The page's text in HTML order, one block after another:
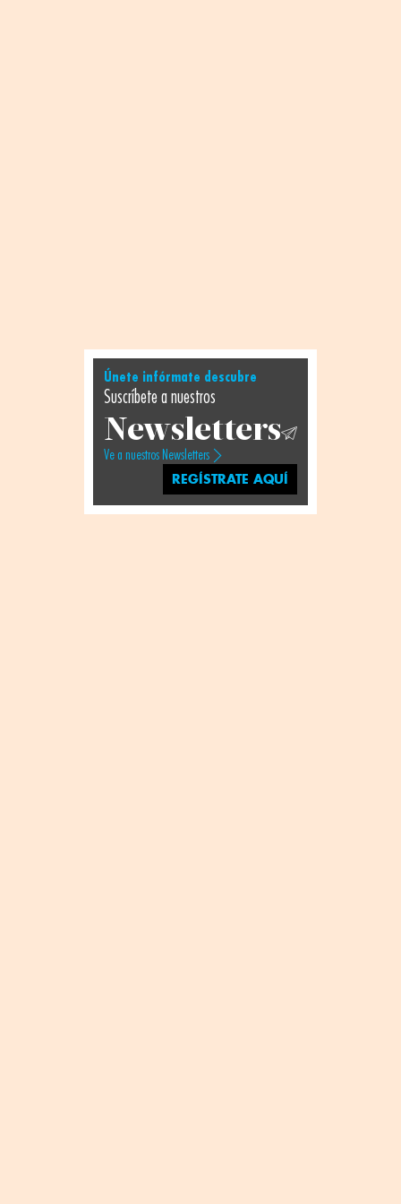
Únete infórmate descubre
Suscríbete a nuestros
Newsletters
Ve a nuestros Newsletters
REGÍSTRATE AQUÍ